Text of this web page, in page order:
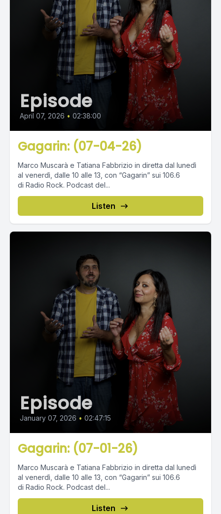
Episode
April 07, 2026 • 02:38:00
Gagarin: (07-04-26)
Marco Muscarà e Tatiana Fabbrizio in diretta dal lunedì
al venerdì, dalle 10 alle 13, con “Gagarin” sui 106.6
di Radio Rock. Podcast del...
Listen
Episode
January 07, 2026 • 02:47:15
Gagarin: (07-01-26)
Marco Muscarà e Tatiana Fabbrizio in diretta dal lunedì
al venerdì, dalle 10 alle 13, con “Gagarin” sui 106.6
di Radio Rock. Podcast del...
Listen